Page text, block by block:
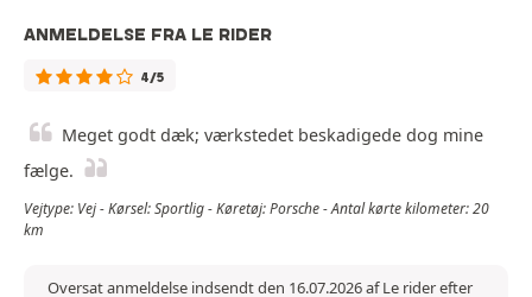
ANMELDELSE FRA LE RIDER
4/5
Meget godt dæk; værkstedet beskadigede dog mine
fælge.
Vejtype: Vej - Kørsel: Sportlig - Køretøj: Porsche - Antal kørte kilometer: 20
km
Oversat anmeldelse indsendt den 16.07.2026 af Le rider efter